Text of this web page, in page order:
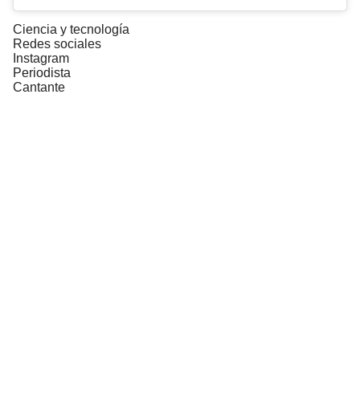
Ciencia y tecnología
Redes sociales
Instagram
Periodista
Cantante